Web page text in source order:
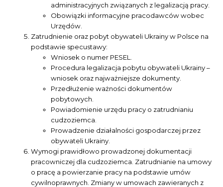
administracyjnych związanych z legalizacją pracy.
Obowiązki informacyjne pracodawców wobec
Urzędów.
Zatrudnienie oraz pobyt obywateli Ukrainy w Polsce na
podstawie specustawy:
Wniosek o numer PESEL.
Procedura legalizacja pobytu obywateli Ukrainy –
wniosek oraz najważniejsze dokumenty.
Przedłużenie ważności dokumentów
pobytowych.
Powiadomienie urzędu pracy o zatrudnianiu
cudzoziemca.
Prowadzenie działalności gospodarczej przez
obywateli Ukrainy.
Wymogi prawidłowo prowadzonej dokumentacji
pracowniczej dla cudzoziemca. Zatrudnianie na umowy
o pracę a powierzanie pracy na podstawie umów
cywilnoprawnych. Zmiany w umowach zawieranych z